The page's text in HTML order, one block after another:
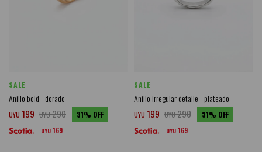
SALE
Anillo bold - dorado
UYU 199 UYU290 31
UYU 169
SALE
Anillo irregular detalle - plateado
UYU 199 UYU290 31
UYU 169